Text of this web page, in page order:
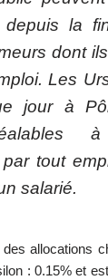
depuis la
dont
Les
jour à
à
par tout
salarié.
allocations
: 0.15% et